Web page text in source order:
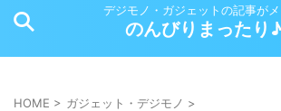
デジモノ・ガジェットの記事が
のんびりまったり♪
HOME > ガジェット・デジモノ >